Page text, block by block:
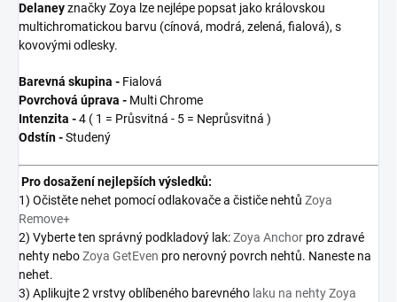
Delaneyznačky Zoya lze nejlépe popsat jako královskou
multichromatickou barvu (cínová, modrá, zelená, fialová), s
kovovými odlesky.
Barevná skupina - Fialová
Povrchová úprava - Multi Chrome
Intenzita -4 ( 1 = Průsvitná - 5 = Neprůsvitná )
Odstín -Studený
Pro dosažení nejlepších výsledků:
1) Očistěte nehet pomocí odlakovače a čističe nehtů Zoya
Remove+
2) Vyberte ten správný podkladový lak:Zoya Anchor pro zdravé
nehty neboZoya GetEven pro nerovný povrch nehtů. Naneste na
nehet.
3) Aplikujte 2 vrstvy oblíbeného barevného laku na nehty Zoya